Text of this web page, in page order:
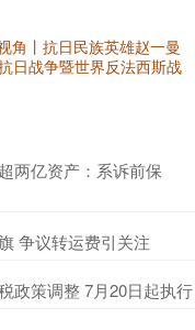
角丨抗日民族英雄赵一曼
战争暨世界反法西斯战
两亿资产：系诉前保
争议转运费引关注
政策调整 7月20日起执行